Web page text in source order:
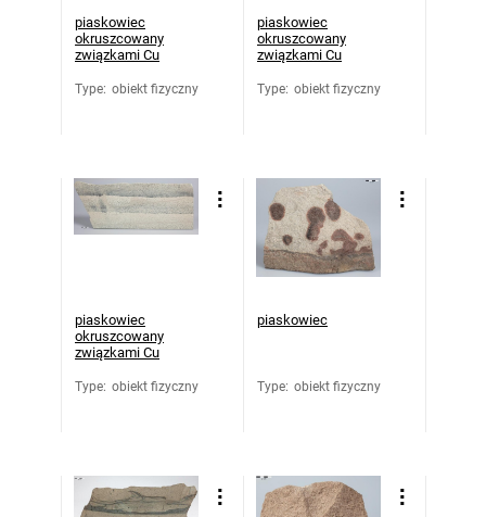
piaskowiec
okruszcowany
związkami Cu
Type: obiekt fizyczny
piaskowiec
okruszcowany
związkami Cu
Type: obiekt fizyczny
piaskowiec
okruszcowany
związkami Cu
Type: obiekt fizyczny
piaskowiec
Type: obiekt fizyczny